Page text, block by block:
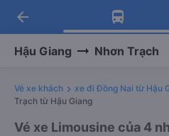
Tải app Vexere
Nhận ưu đãi thành
Tải app Vexere
-30k/ghế khi đặt
arrow_back
Hậu Giang Nhơn Trạch
Vé xe khách xe đi Đồng Nai từ Hậu
Trạch từ Hậu Giang
Vé xe Limousine của 4